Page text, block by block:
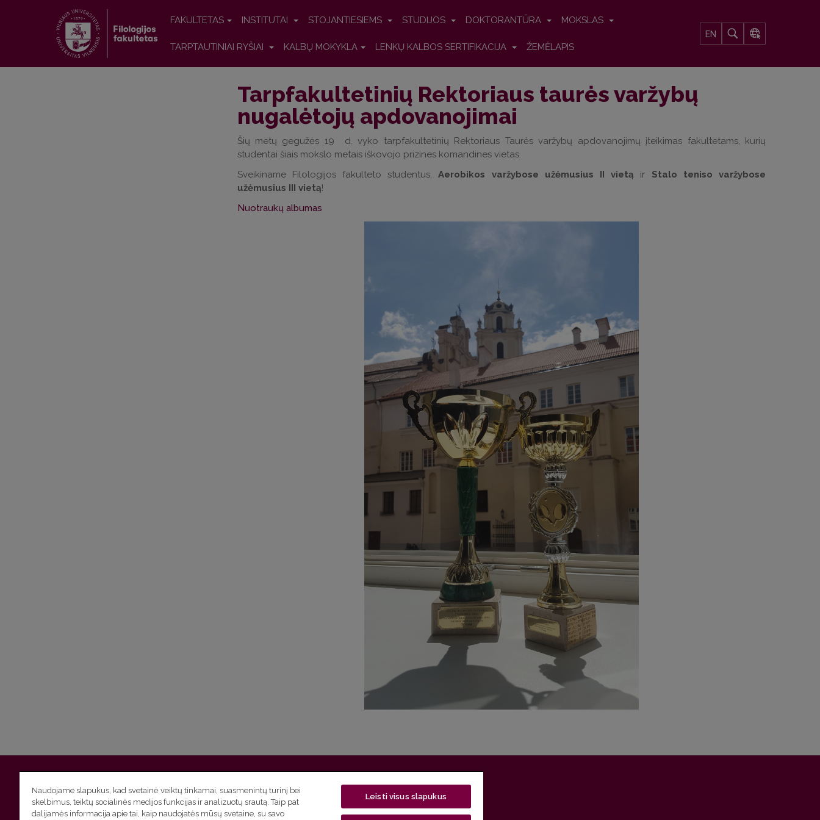
FAKULTETAS INSTITUTAI STOJANTIESIEMS STUDIJOS DOKTORANTŪRA MOKSLAS
TARPTAUTINIAI RYŠIAI KALBŲ MOKYKLA LENKŲ KALBOS SERTIFIKACIJA ŽEMĖLAPIS
EN
Tarpfakultetinių Rektoriaus taurės varžybų
nugalėtojų apdovanojimai
Šių metų gegužės 19 d. vyko tarpfakultetinių Rektoriaus Taurės varžybų apdovanojimų įteikimas fakultetams, kurių
studentai šiais mokslo metais iškovojo prizines komandines vietas.
Sveikiname Filologijos fakulteto studentus,Aerobikos varžybose užėmusius II vietą ir Stalo teniso varžybose
užėmusius III vietą!
Nuotraukų albumas
Vilniaus universitetas Filologijos fakultetas | Universiteto g. 5, LT-01131 Vilnius
Studijų skyriaus(studijų ir tvarkaraščio klausimai) tel. (0 5) 268 7208 | El. paštasstudijos@flf.vu.lt
Naudojame slapukus, kad svetainė veiktų tinkamai, suasmenintų turinį bei
skelbimus, teiktų socialinės medijos funkcijas ir analizuotų srautą. Taip pat
dalijamės informacija apie tai, kaip naudojatės mūsų svetaine, su savo
Leisti visus slapukus